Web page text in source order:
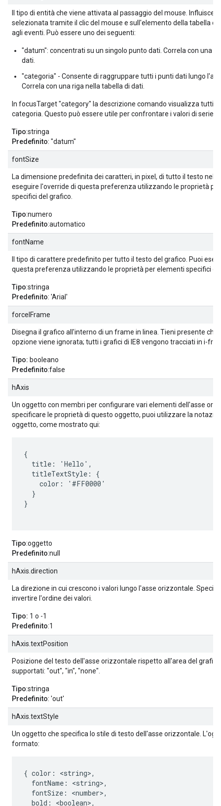
Il tipo di entità che viene attivata al passaggio del mouse. Influisce
selezionata tramite il clic del mouse e sull'elemento della tabella di
agli eventi. Può essere uno dei seguenti:
"datum": concentrati su un singolo punto dati. Correla con una
dati.
"categoria" - Consente di raggruppare tutti i punti dati lungo
Correla con una riga nella tabella di dati.
In focusTarget "category" la descrizione comando visualizza tutti i
categoria. Questo può essere utile per confrontare i valori di serie
Tipo:stringa
Predefinito: "datum"
fontSize
La dimensione predefinita dei caratteri, in pixel, di tutto il testo nel
eseguire l'override di questa preferenza utilizzando le proprietà
specifici del grafico.
Tipo:numero
Predefinito:automatico
fontName
Il tipo di carattere predefinito per tutto il testo del grafico. Puoi
questa preferenza utilizzando le proprietà per elementi specifici
Tipo:stringa
Predefinito: 'Arial'
forceIFrame
Disegna il grafico all'interno di un frame in linea. Tieni presente che
opzione viene ignorata; tutti i grafici di IE8 vengono tracciati in i-
Tipo: booleano
Predefinito:false
hAxis
Un oggetto con membri per configurare vari elementi dell'asse
specificare le proprietà di questo oggetto, puoi utilizzare la
oggetto, come mostrato qui:
{
  title: 'Hello',
  titleTextStyle: {
    color: '#FF0000'
  }
}
Tipo:oggetto
Predefinito:null
hAxis.direction
La direzione in cui crescono i valori lungo l'asse orizzontale.
invertire l'ordine dei valori.
Tipo: 1 o -1
Predefinito:1
hAxis.textPosition
Posizione del testo dell'asse orizzontale rispetto all'area del
supportati: "out", "in", "none".
Tipo:stringa
Predefinito: 'out'
hAxis.textStyle
Un oggetto che specifica lo stile di testo dell'asse orizzontale.
formato:
{ color: <string>,
  fontName: <string>,
  fontSize: <number>,
  bold: <boolean>,